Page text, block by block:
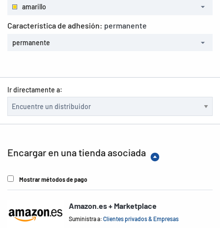
amarillo
Característica de adhesión: permanente
permanente
Ir directamente a:
Encargar en una tienda asociada
Mostrar métodos de pago
Amazon.es + Marketplace
Suministra a:Clientes privados & Empresas